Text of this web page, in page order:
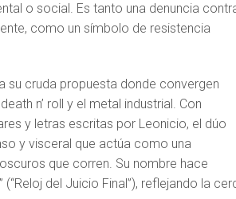
o social. Es tanto una denuncia
como un símbolo de resistencia
su cruda propuesta donde convergen
n’ roll y el metal industrial. Con
y letras escritas por Leonicio, el dúo
y visceral que actúa como una
que corren. Su nombre hace
(“Reloj del Juicio Final”), reflejando la